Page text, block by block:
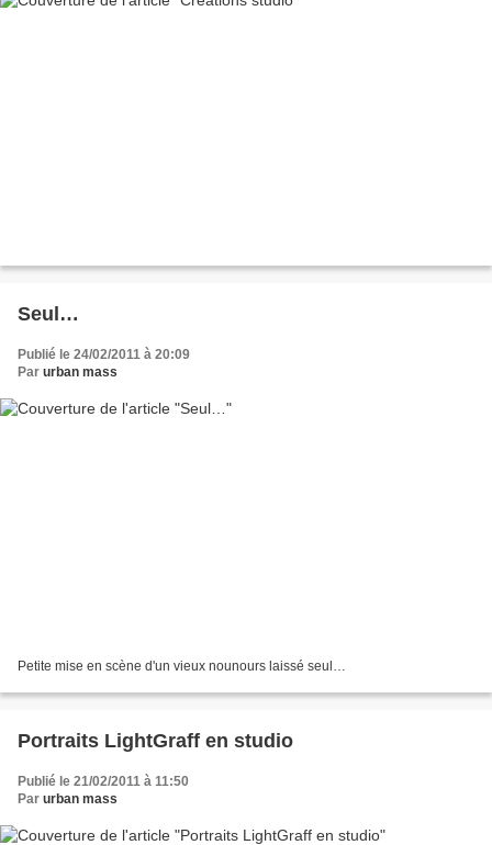
Seul…
Publié le 24/02/2011 à 20:09
Par urban mass
Petite mise en scène d'un vieux nounours laissé seul…
Portraits LightGraff en studio
Publié le 21/02/2011 à 11:50
Par urban mass